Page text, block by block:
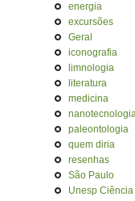
energia
excursões
Geral
iconografia
limnologia
literatura
medicina
paleontologia
quem diria
resenhas
São Paulo
Unesp Ciência